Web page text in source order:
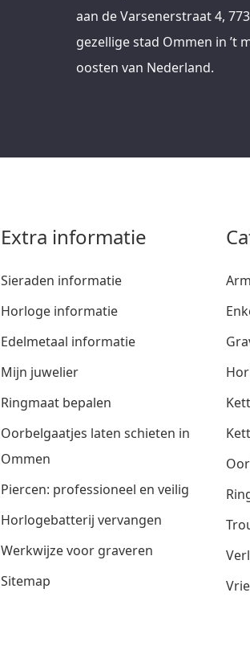
aan de Varsenerstraat 4,
gezellige stad Ommen in ’t
oosten van Nederland.
Extra informatie
Sieraden informatie
Horloge informatie
Edelmetaal informatie
Mijn juwelier
Ringmaat bepalen
Oorbelgaatjes laten schieten in
Ommen
Piercen: professioneel en veilig
Horlogebatterij vervangen
Werkwijze voor graveren
Sitemap